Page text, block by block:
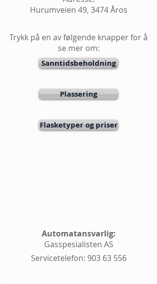
Hurumveien 49, 3474 Åros
Trykk på en av følgende knapper for å
se mer om:
Sanntidsbeholdning
Plassering
Flasketyper og priser
Automatansvarlig:
Gasspesialisten AS
Servicetelefon: 903 63 556